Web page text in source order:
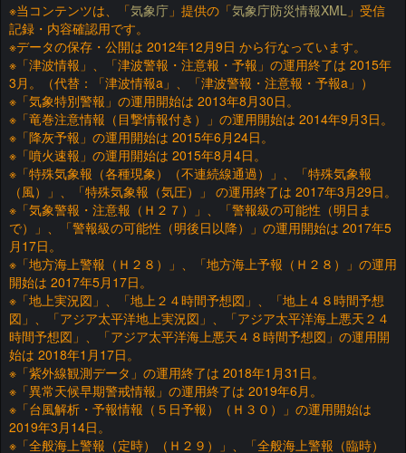
※当コンテンツは、「気象庁 」提供の「気象庁防災情報XML 」受信
記録・内容確認用です。
※データの保存・公開は 2012年12月9日 から行なっています。
※「津波情報」、「津波警報・注意報・予報」の運用終了は 2015年
3月。（代替：「津波情報a」、「津波警報・注意報・予報a」）
※「気象特別警報」の運用開始は 2013年8月30日。
※「竜巻注意情報（目撃情報付き）」の運用開始は 2014年9月3日。
※「降灰予報」の運用開始は 2015年6月24日。
※「噴火速報」の運用開始は 2015年8月4日。
※「特殊気象報（各種現象）（不連続線通過）」、「特殊気象報
（風）」、「特殊気象報（気圧）」 の運用終了は 2017年3月29日。
※「気象警報・注意報（Ｈ２７）」、「警報級の可能性（明日ま
で）」、「警報級の可能性（明後日以降）」の運用開始は 2017年5
月17日。
※「地方海上警報（Ｈ２８）」、「地方海上予報（Ｈ２８）」の運用
開始は 2017年5月17日。
※「地上実況図」、「地上２４時間予想図」、「地上４８時間予想
図」、「アジア太平洋地上実況図」、「アジア太平洋海上悪天２４
時間予想図」、「アジア太平洋海上悪天４８時間予想図」の運用開
始は 2018年1月17日。
※「紫外線観測データ」の運用終了は 2018年1月31日。
※「異常天候早期警戒情報」の運用終了は 2019年6月。
※「台風解析・予報情報（５日予報）（Ｈ３０）」の運用開始は
2019年3月14日。
※「全般海上警報（定時）（Ｈ２９）」、「全般海上警報（臨時）